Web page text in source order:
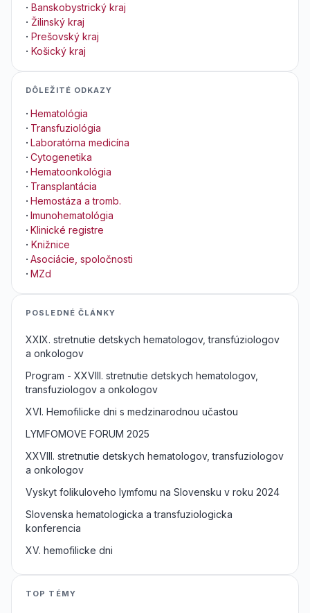
· Banskobystrický kraj
· Žilinský kraj
· Prešovský kraj
· Košický kraj
DÔLEŽITÉ ODKAZY
· Hematológia
· Transfuziológia
· Laboratórna medicína
· Cytogenetika
· Hematoonkológia
· Transplantácia
· Hemostáza a tromb.
· Imunohematológia
· Klinické registre
· Knižnice
· Asociácie, spoločnosti
· MZd
POSLEDNÉ ČLÁNKY
XXIX. stretnutie detskych hematologov, transfúziologov
a onkologov
Program - XXVIII. stretnutie detskych hematologov,
transfuziologov a onkologov
XVI. Hemofilicke dni s medzinarodnou učastou
LYMFOMOVE FORUM 2025
XXVIII. stretnutie detskych hematologov, transfuziologov
a onkologov
Vyskyt folikuloveho lymfomu na Slovensku v roku 2024
Slovenska hematologicka a transfuziologicka
konferencia
XV. hemofilicke dni
TOP TÉMY